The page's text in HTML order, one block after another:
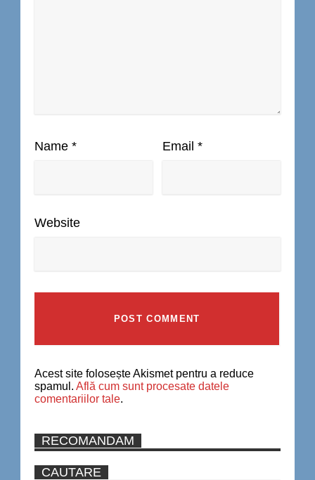
Name * Email *
Website
Acest site folosește Akismet pentru a reduce
spamul. Află cum sunt procesate datele
comentariilor tale.
RECOMANDAM
CAUTARE